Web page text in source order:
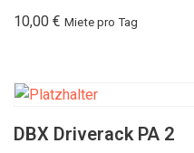
10,00 € Miete pro Tag
DBX Driverack PA 2